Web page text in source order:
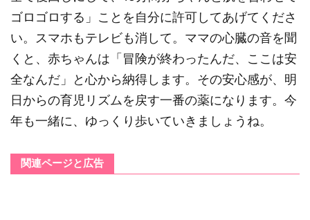
ゴロゴロする」ことを自分に許可してあげてくださ
い。スマホもテレビも消して。ママの心臓の音を聞
くと、赤ちゃんは「冒険が終わったんだ、ここは安
全なんだ」と心から納得します。その安心感が、明
日からの育児リズムを戻す一番の薬になります。今
年も一緒に、ゆっくり歩いていきましょうね。
関連ページと広告